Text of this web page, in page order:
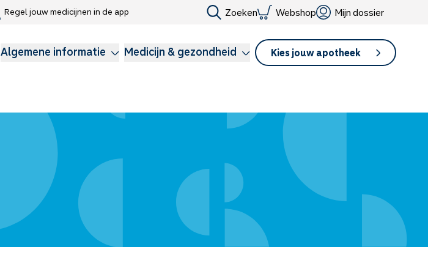
Regel jouw medicijnen in de app Zoeken Webshop Mijn dossier
Algemene informatie Medicijn & gezondheid Kies jouw apotheek
Webshop
Klachtenregeling
Longzorg